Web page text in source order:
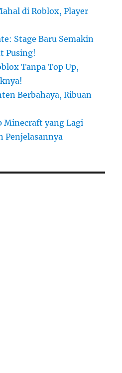
di Roblox, Player
Stage Baru Semakin
Pusing!
Tanpa Top Up,
Berbahaya, Ribuan
Minecraft yang Lagi
Penjelasannya